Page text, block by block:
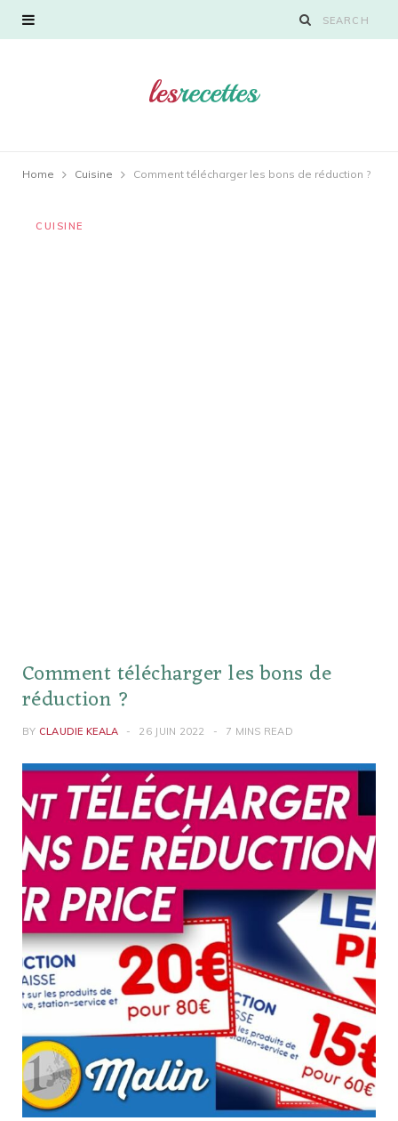
Home Cuisine Comment télécharger les bons de réduction ?
CUISINE
Comment télécharger les bons de
réduction ?
BY CLAUDIE KEALA 26 JUIN 2022 7 MINS READ